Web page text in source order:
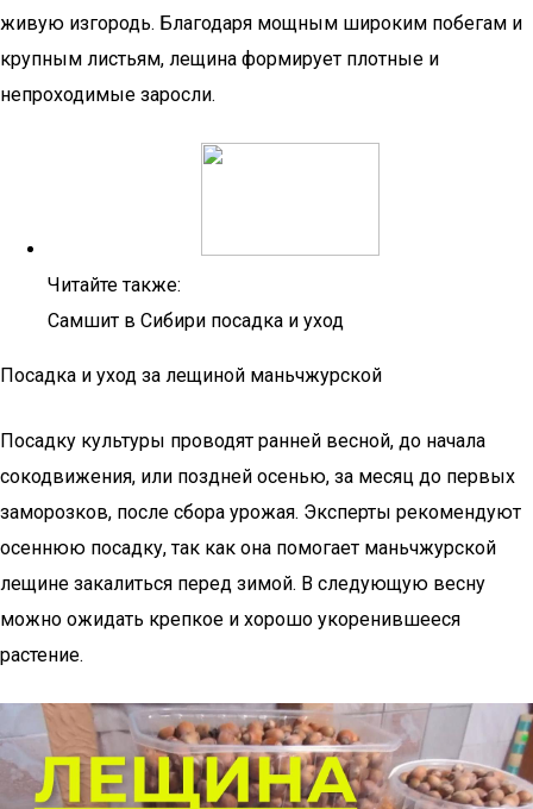
живую изгородь. Благодаря мощным широким побегам и
крупным листьям, лещина формирует плотные и
непроходимые заросли.
Читайте также:
Самшит в Сибири посадка и уход
Посадка и уход за лещиной маньчжурской
Посадку культуры проводят ранней весной, до начала
сокодвижения, или поздней осенью, за месяц до первых
заморозков, после сбора урожая. Эксперты рекомендуют
осеннюю посадку, так как она помогает маньчжурской
лещине закалиться перед зимой. В следующую весну
можно ожидать крепкое и хорошо укоренившееся
растение.